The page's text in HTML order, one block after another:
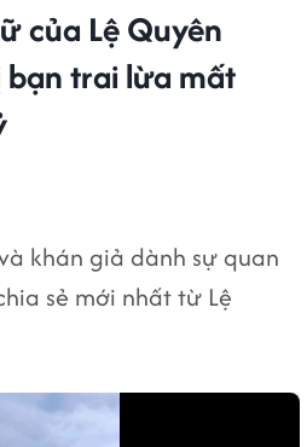
của Lệ Quyên
trai lừa mất
khán giả dành sự quan
sẻ mới nhất từ Lệ